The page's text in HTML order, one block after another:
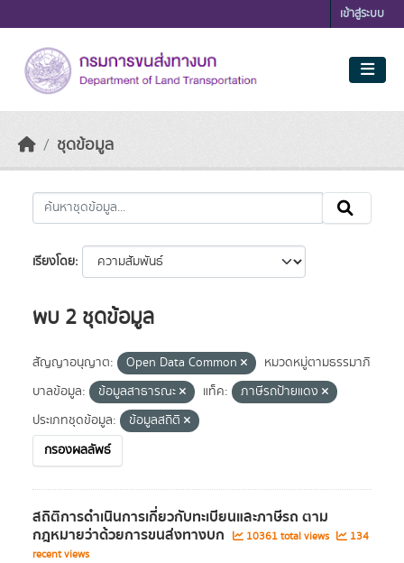
เข้าสู่ระบบ
ชุดข้อมูล
เรียงโดย
พบ 2 ชุดข้อมูล
สัญญาอนุญาต: Open Data Common
หมวดหมู่ตามธรรมาภิ
บาลข้อมูล:
ข้อมูลสาธารณะ แท็ค:
ภาษีรถป้ายแดง
ประเภทชุดข้อมูล:
ข้อมูลสถิติ
กรองผลลัพธ์
สถิติการดำเนินการเกี่ยวกับทะเบียนและภาษีรถ ตาม
กฎหมายว่าด้วยการขนส่งทางบก 10361 total views
134
recent views